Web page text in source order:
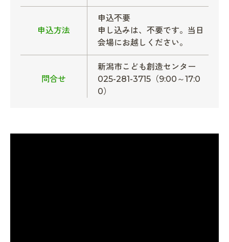
申込方法
申込不要
申し込みは、不要です。当日
会場にお越しください。
問合せ
新潟市こども創造センター
025-281-3715（9:00～17:0
0）